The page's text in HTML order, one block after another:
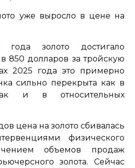
уже выросло в цене на
золото достигало
850 долларов за тройскую
2025 года это примерно
сильно перекрыта как в
и в относительных
цена на золото сбивалась
физического
объемов продаж
золота. Сейчас